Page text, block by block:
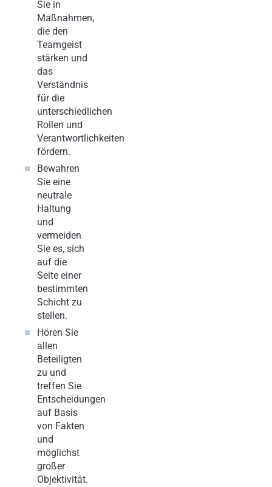
Sie in
Maßnahmen,
die den
Teamgeist
stärken und
das
Verständnis
für die
unterschiedlichen
Rollen und
Verantwortlichkeiten
fördern.
Bewahren
Sie eine
neutrale
Haltung
und
vermeiden
Sie es, sich
auf die
Seite einer
bestimmten
Schicht zu
stellen.
Hören Sie
allen
Beteiligten
zu und
treffen Sie
Entscheidungen
auf Basis
von Fakten
und
möglichst
großer
Objektivität.